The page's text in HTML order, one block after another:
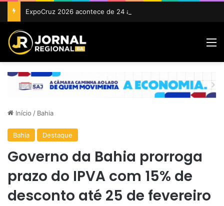
Início / Bahia
Bahia Destaque
Governo da Bahia prorroga
prazo do IPVA com 15% de
desconto até 25 de fevereiro